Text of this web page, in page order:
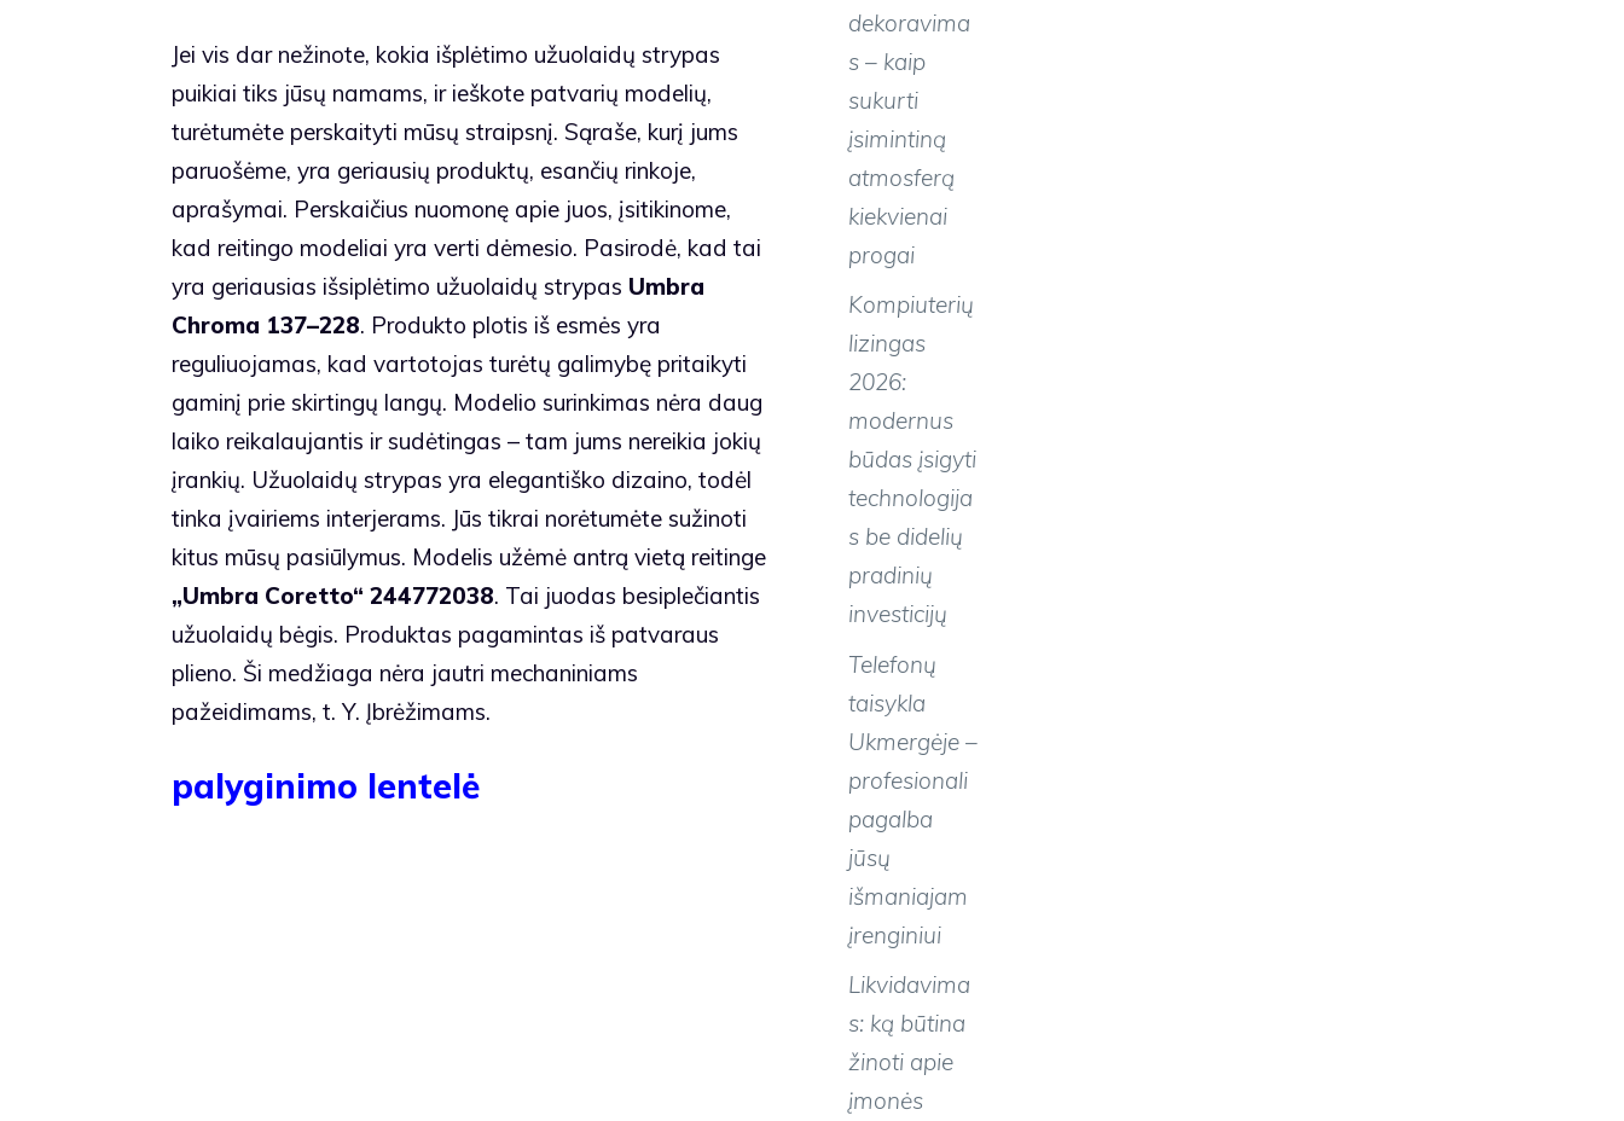
Jei vis dar nežinote, kokia išplėtimo užuolaidų strypas
puikiai tiks jūsų namams, ir ieškote patvarių modelių,
turėtumėte perskaityti mūsų straipsnį. Sąraše, kurį jums
paruošėme, yra geriausių produktų, esančių rinkoje,
aprašymai. Perskaičius nuomonę apie juos, įsitikinome,
kad reitingo modeliai yra verti dėmesio. Pasirodė, kad tai
yra geriausias išsiplėtimo užuolaidų strypas Umbra
Chroma 137–228. Produkto plotis iš esmės yra
reguliuojamas, kad vartotojas turėtų galimybę pritaikyti
gaminį prie skirtingų langų. Modelio surinkimas nėra daug
laiko reikalaujantis ir sudėtingas – tam jums nereikia jokių
įrankių. Užuolaidų strypas yra elegantiško dizaino, todėl
tinka įvairiems interjerams. Jūs tikrai norėtumėte sužinoti
kitus mūsų pasiūlymus. Modelis užėmė antrą vietą reitinge
„Umbra Coretto“ 244772038. Tai juodas besiplečiantis
užuolaidų bėgis. Produktas pagamintas iš patvaraus
plieno. Ši medžiaga nėra jautri mechaniniams
pažeidimams, t. Y. Įbrėžimams.
palyginimo lentelė
dekoravima
s – kaip
sukurti
įsimintiną
atmosferą
kiekvienai
progai
Kompiuterių
lizingas
2026:
modernus
būdas įsigyti
technologija
s be didelių
pradinių
investicijų
Telefonų
taisykla
Ukmergėje –
profesionali
pagalba
jūsų
išmaniajam
įrenginiui
Likvidavima
s: ką būtina
žinoti apie
įmonės